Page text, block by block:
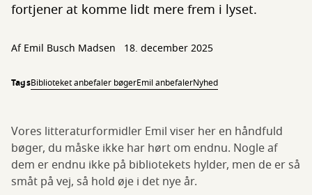
fortjener at komme lidt mere frem i lyset.
AfEmil Busch Madsen 18. december 2025
TagsBiblioteket anbefaler bøgerEmil anbefalerNyhed
Vores litteraturformidler Emil viser her en håndfuld
bøger, du måske ikke har hørt om endnu. Nogle af
dem er endnu ikke på bibliotekets hylder, men de er så
småt på vej, så hold øje i det nye år.